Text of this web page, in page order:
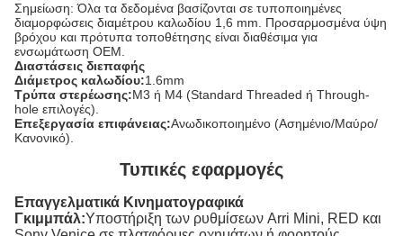
Σημείωση: Όλα τα δεδομένα βασίζονται σε τυποποιημένες
διαμορφώσεις διαμέτρου καλωδίου 1,6 mm. Προσαρμοσμένα ύψη
βρόχου και πρότυπα τοποθέτησης είναι διαθέσιμα για
ενσωμάτωση OEM.
Διαστάσεις διεπαφής
Διάμετρος καλωδίου:1.6mm
Τρύπα στερέωσης:M3 ή M4 (Standard Threaded ή Through-
hole επιλογές).
Επεξεργασία επιφάνειας:Ανωδικοποιημένο (Ασημένιο/Μαύρο/
Κανονικό).
Τυπικές εφαρμογές
Επαγγελματικά Κινηματογραφικά
Γκιμμπάλ:Υποστήριξη των ρυθμίσεων Arri Mini, RED και